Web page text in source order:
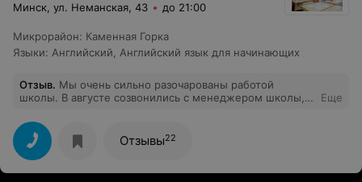
Минск, ул. Неманская, 43 до 21:00
Микрорайон: Каменная Горка
Языки: Английский Английский язык для начинающих
Отзыв. Мы очень сильно разочарованы работой
школы. В августе созвонились с менеджером школы,
индивидуально. Все согласовали время, дни обучения.
В итоге в октябре за день пишу что завтра занятие
направьте нам информацию, а мне говорят извините,
ищите другую школу мы вам преподавателя не нашли.
За месяц нам не нашли преподавателя и даже заранее
Еще
Отзывы22